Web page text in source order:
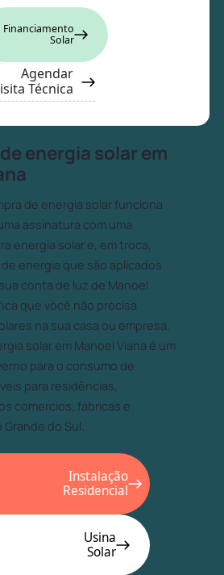
Financiamento
Solar
Agendar
Técnica
energia solar em
de energia solar funciona
assinatura com uma
energia solar e, em troca,
energia que são aplicados
conta de luz de Manoel
que você não precisa
na sua casa ou empresa.
solar em Manoel Viana é um
para o consumo de
para residências,
comercios, fábricas e
do Sul.
Instalação
Residencial
Usina
Solar